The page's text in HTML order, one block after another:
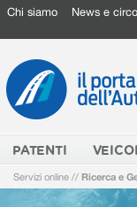
Chi siamo News e
PATENTI
Servizi online // Ricerca e